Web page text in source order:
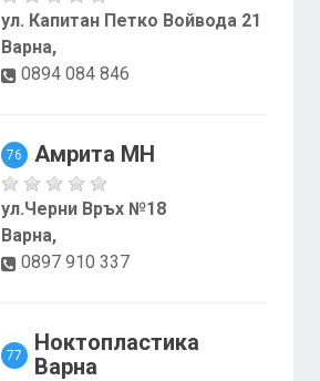
ул. Капитан Петко Войвода 21
Варна,
0894 084 846
76 Амрита МН
ул.Черни Връх №18
Варна,
0897 910 337
77
Ноктопластика
Варна